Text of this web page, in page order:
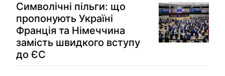
Символічні пільги: що
пропонують Україні
Франція та Німеччина
замість швидкого вступу
до ЄС